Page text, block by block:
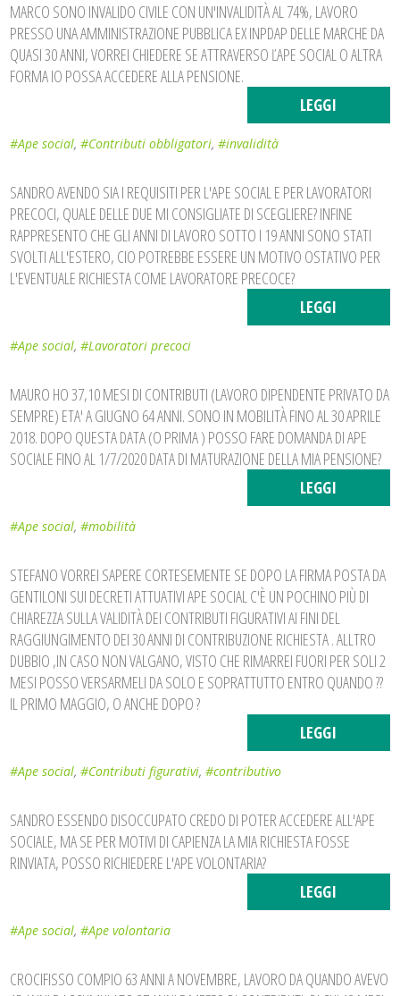
MARCO SONO INVALIDO CIVILE CON UN'INVALIDITÀ AL 74%, LAVORO
PRESSO UNA AMMINISTRAZIONE PUBBLICA EX INPDAP DELLE MARCHE DA
QUASI 30 ANNI, VORREI CHIEDERE SE ATTRAVERSO ĽAPE SOCIAL O ALTRA
FORMA IO POSSA ACCEDERE ALLA PENSIONE.
LEGGI
#Ape social,#Contributi obbligatori,#invalidità
SANDRO AVENDO SIA I REQUISITI PER L'APE SOCIAL E PER LAVORATORI
PRECOCI, QUALE DELLE DUE MI CONSIGLIATE DI SCEGLIERE? INFINE
RAPPRESENTO CHE GLI ANNI DI LAVORO SOTTO I 19 ANNI SONO STATI
SVOLTI ALL'ESTERO, CIO POTREBBE ESSERE UN MOTIVO OSTATIVO PER
L'EVENTUALE RICHIESTA COME LAVORATORE PRECOCE?
LEGGI
#Ape social,#Lavoratori precoci
MAURO HO 37,10 MESI DI CONTRIBUTI (LAVORO DIPENDENTE PRIVATO DA
SEMPRE) ETA' A GIUGNO 64 ANNI. SONO IN MOBILITÀ FINO AL 30 APRILE
2018. DOPO QUESTA DATA (O PRIMA ) POSSO FARE DOMANDA DI APE
SOCIALE FINO AL 1/7/2020 DATA DI MATURAZIONE DELLA MIA PENSIONE?
LEGGI
#Ape social,#mobilità
STEFANO VORREI SAPERE CORTESEMENTE SE DOPO LA FIRMA POSTA DA
GENTILONI SUI DECRETI ATTUATIVI APE SOCIAL C'È UN POCHINO PIÙ DI
CHIAREZZA SULLA VALIDITÀ DEI CONTRIBUTI FIGURATIVI AI FINI DEL
RAGGIUNGIMENTO DEI 30 ANNI DI CONTRIBUZIONE RICHIESTA . ALLTRO
DUBBIO ,IN CASO NON VALGANO, VISTO CHE RIMARREI FUORI PER SOLI 2
MESI POSSO VERSARMELI DA SOLO E SOPRATTUTTO ENTRO QUANDO ??
IL PRIMO MAGGIO, O ANCHE DOPO ?
LEGGI
#Ape social,#Contributi figurativi,#contributivo
SANDRO ESSENDO DISOCCUPATO CREDO DI POTER ACCEDERE ALL'APE
SOCIALE, MA SE PER MOTIVI DI CAPIENZA LA MIA RICHIESTA FOSSE
RINVIATA, POSSO RICHIEDERE L'APE VOLONTARIA?
LEGGI
#Ape social,#Ape volontaria
CROCIFISSO COMPIO 63 ANNI A NOVEMBRE, LAVORO DA QUANDO AVEVO